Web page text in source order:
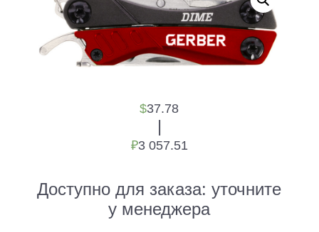
$37.78
|
₽3 057.51
Доступно для заказа:уточните
у менеджера